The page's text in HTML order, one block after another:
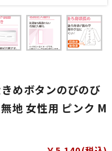
めボタンのびのび
地 女性用 ピンク M